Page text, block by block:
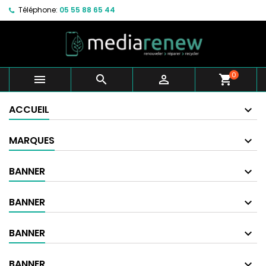
Téléphone: 05 55 88 65 44
   shopping_cart0
ACCUEIL
MARQUES
BANNER
BANNER
BANNER